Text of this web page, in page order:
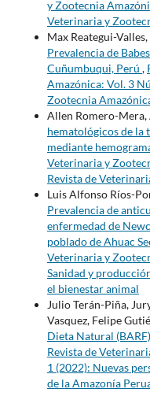
y Zootecnia
Veterinaria y
Max Reategui-
Prevalencia de
Cuñumbuqui, Perú ,
Amazónica: Vol. 3
Zootecnia
Allen Romero-
hematológicos de la
mediante
Veterinaria y
Revista de
Luis Alfonso Ríos-
Prevalencia de
enfermedad de
poblado de Ahuac
Veterinaria y
Sanidad y
el bienestar animal
Julio Terán-Piña,
Vasquez, Felipe
Dieta Natural
Revista de
1 (2022): Nuevas
de la Amazonía